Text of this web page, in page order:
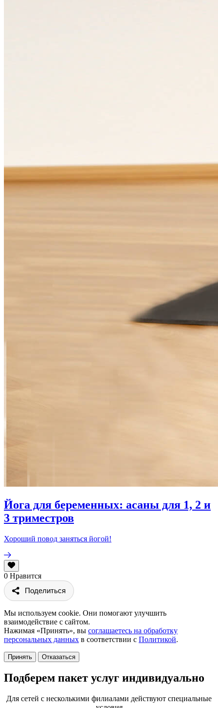
Йога для беременных: асаны для 1, 2 и
3 триместров
Хороший повод заняться йогой!
0 Нравится
Поделиться
Мы используем cookie. Они помогают улучшить
взаимодействие с сайтом.
Нажимая «Принять», вы соглашаетесь на обработку
персональных данных в соответствии с Политикой.
Принять Отказаться
Подберем пакет услуг индивидуально
Для сетей с несколькими филиалами действуют специальные